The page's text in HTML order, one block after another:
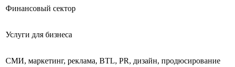
Финансовый сектор
Услуги для бизнеса
СМИ, маркетинг, реклама, BTL, PR, дизайн, продюсирование